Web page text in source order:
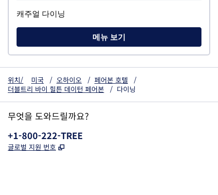
캐주얼 다이닝
메뉴 보기
위치/ 미국 / 오하이오 / 페어본 호텔
/
더블트리 바이 힐튼 데이턴 페어본 / 다이닝
무엇을 도와드릴까요?
전화:
+1-800-222-TREE
글로벌 지원 번호 ,